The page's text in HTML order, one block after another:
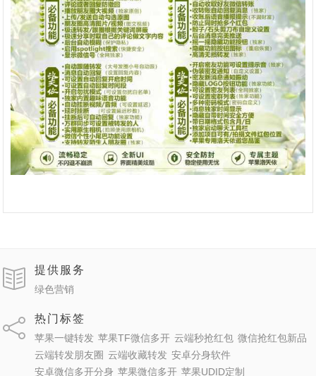
提供服务
绿色营销
热门标签
苹果一键转发 苹果TF微信多开 云端秒抢红包 微信抢红包新品
云端转发朋友圈 云端收藏转发 安卓分身软件
安卓微信多开分身 苹果微信多开 苹果UDID定制